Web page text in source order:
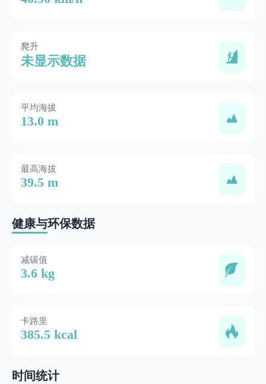
爬升
未显示数据
平均海拔
13.0 m
最高海拔
39.5 m
健康与环保数据
减碳值
3.6 kg
卡路里
385.5 kcal
时间统计